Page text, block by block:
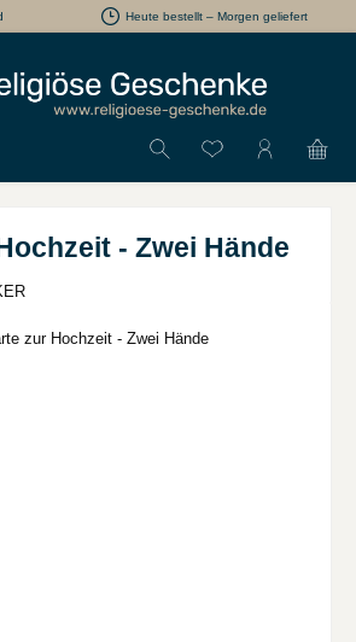
Heute bestellt – Morgen geliefert
Du hast 0
- Zwei Hände